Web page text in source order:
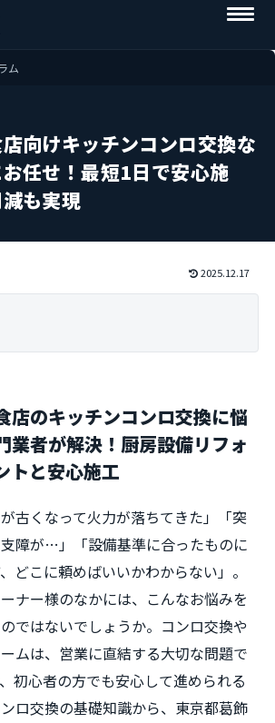
ム
向けキッチンコンロ交換な
任せ！最短1日で安心施
も実現
2025.12.17
店のキッチンコンロ交換に悩
者が解決！厨房設備リフォ
トと安心施工
が古くなって火力が落ちてきた」「突
障が…」「設備基準に合ったものに
どこに頼めばいいかわからない」。
ナー様のなかには、こんなお悩みを
ではないでしょうか。コンロ交換や
ムは、営業に直結する大切な問題で
初心者の方でも安心して進められる
ロ交換の基礎知識から、東京都葛飾